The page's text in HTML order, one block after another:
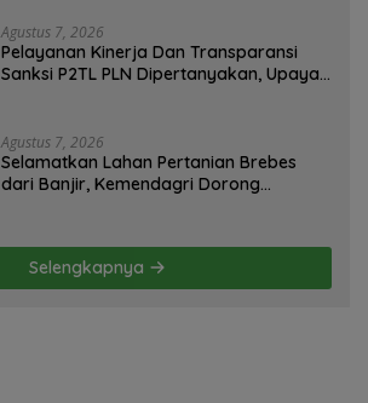
Agustus 7, 2026
Pelayanan Kinerja Dan Transparansi
Sanksi P2TL PLN Dipertanyakan, Upaya
Agustus 7, 2026
Selamatkan Lahan Pertanian Brebes
dari Banjir, Kemendagri Dorong
Selengkapnya